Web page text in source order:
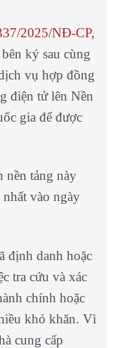
2025/NĐ-CP,
ký sau cùng
vụ hợp đồng
điện tử lên Nền
gia để được
tảng này
vào ngày
định danh hoặc
tra cứu và xác
chính hoặc
khó khăn. Vì
cung cấp